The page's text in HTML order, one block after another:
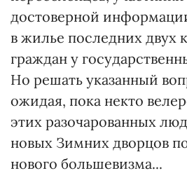
достоверной
в жилье последних двух
граждан у
Но решать указанный
ожидая, пока некто
этих разочарованных
новых Зимних дворцов
нового большевизма...